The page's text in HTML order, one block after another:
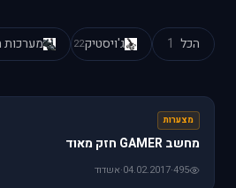
הכל 1 ג'ויסטיק22
מצערות
מחשב GAMER חזק מאוד
495
·
04.02.2017
·אשדוד